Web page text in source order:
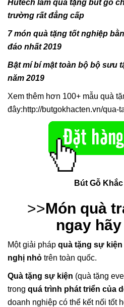
Hutech làm quà tặng bút gỗ
trường rất đẳng cấp
7 món quà tặng tốt nghiệp
đáo nhất 2019
Bật mí bí mật toàn bộ bộ sưu
năm 2019
Xem thêm hơn 100+ mẫu quà
đây:http://butgokhacten.vn/qua-
Bút Gỗ
>>Món quà
ngay
Một giải pháp quà tặng sự
nghị nhỏ trên toàn quốc.
Quà tặng sự kiện (quà tặng
trong quá trình phát triển của
doanh nghiệp có thể kết nối tốt